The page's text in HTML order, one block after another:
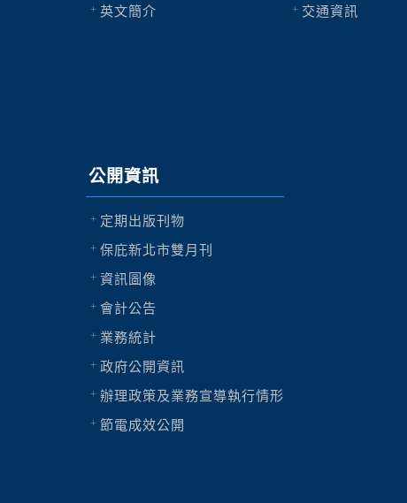
英文簡介
交通資訊
公開資訊
定期出版刊物
保庇新北市雙月刊
資訊圖像
會計公告
業務統計
政府公開資訊
辦理政策及業務宣導執行情形
節電成效公開